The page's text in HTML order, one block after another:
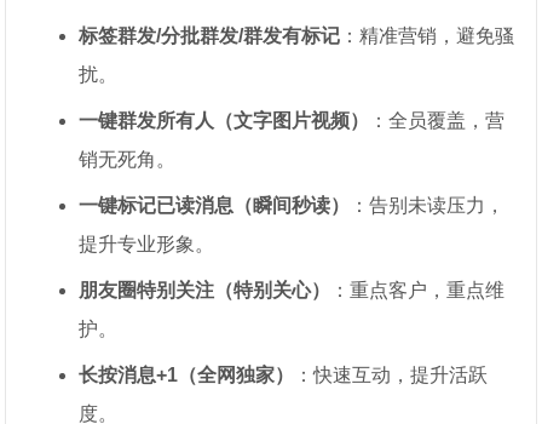
标签群发/分批群发/群发有标记 ：精准营销，避免骚
扰。
一键群发所有人（文字图片视频）
：全员覆盖，营
销无死角。
一键标记已读消息（瞬间秒读）
：告别未读压力，
提升专业形象。
朋友圈特别关注（特别关心）
：重点客户，重点维
护。
长按消息+1（全网独家）
：快速互动，提升活跃
度。